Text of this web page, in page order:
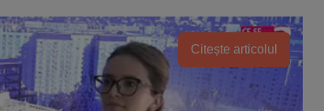
Citește articolul